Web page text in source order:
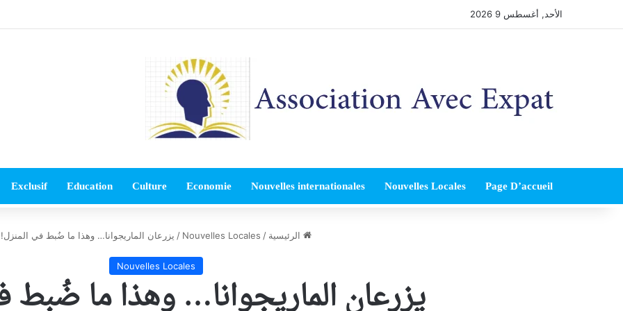
الأحد, أغسطس 9 2026
Page D’accueil
Nouvelles Locales
Nouvelles internationales
Economie
Culture
Education
Exclusif
الرئيسية /
Nouvelles Locales
/ يزرعان الماريجوانا… وهذا ما ضُبط في المنزل!
Nouvelles Locales
يزرعان الماريجوانا… وهذا ما ضُبط